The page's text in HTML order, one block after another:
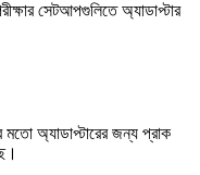
সেটআপগুলিতে অ্যাডাপ্টার
অ্যাডাপ্টারের জন্য প্রাক